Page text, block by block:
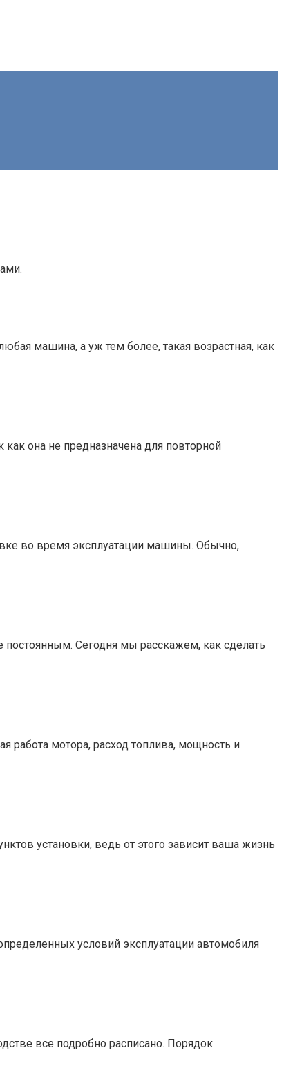
машина, а уж тем более, такая возрастная, как
она не предназначена для повторной
во время эксплуатации машины. Обычно,
постоянным. Сегодня мы расскажем, как сделать
работа мотора, расход топлива, мощность и
установки, ведь от этого зависит ваша жизнь
условий эксплуатации автомобиля
все подробно расписано. Порядок